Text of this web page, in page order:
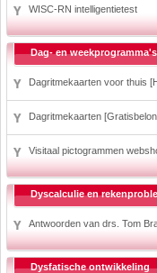
WISC-RN intelligentietest
Dag- en weekprogramma's
Dagritmekaarten voor thuis
Dagritmekaarten
Visitaal pictogrammen
Dyscalculie en
Antwoorden van drs. Tom
Dysfatische ontwikkeling